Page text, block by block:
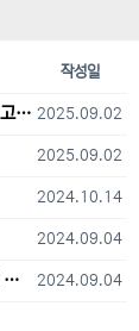
작성일
2025년도 제5회 한국중학생생물대회 수험표 출력 및 고사장 오시는 길 안내 2025.09.02
2025.09.02
2024.10.14
2024.09.04
2024.09.04